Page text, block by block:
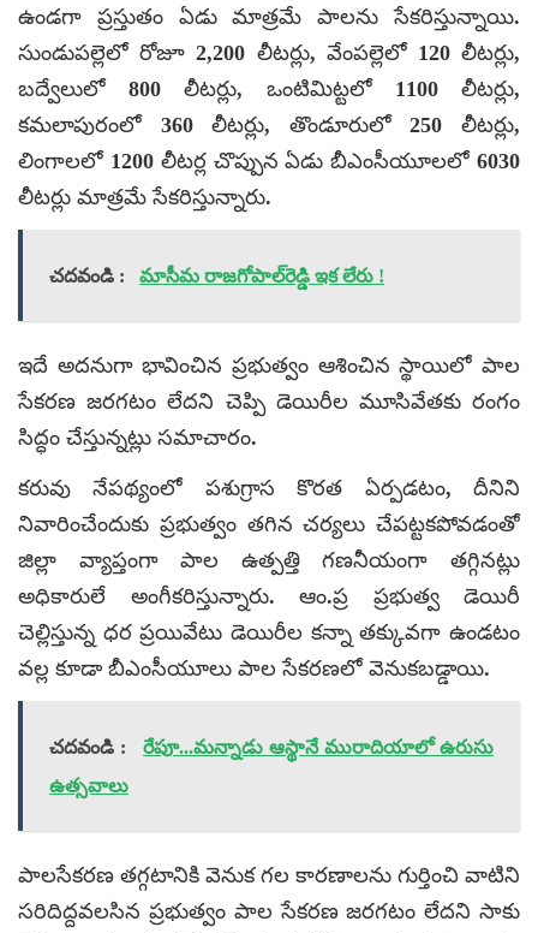
ఉండగా ప్రస్తుతం ఏడు మాత్రమే పాలను సేకరిస్తున్నాయి.
సుండుపల్లెలో రోజూ 2,200 లీటర్లు, వేంపల్లెలో 120 లీటర్లు,
బద్వేలులో 800 లీటర్లు, ఒంటిమిట్టలో 1100 లీటర్లు,
కమలాపురంలో 360 లీటర్లు, తొండూరులో 250 లీటర్లు,
లింగాలలో 1200 లీటర్ల చొప్పున ఏడు బీఎంసీయూలలో 6030
లీటర్లు మాత్రమే సేకరిస్తున్నారు.
చదవండి : మాసీమ రాజగోపాల్‌రెడ్డి ఇక లేరు !
ఇదే అదనుగా భావించిన ప్రభుత్వం ఆశించిన స్థాయిలో పాల
సేకరణ జరగటం లేదని చెప్పి డెయిరీల మూసివేతకు రంగం
సిద్ధం చేస్తున్నట్లు సమాచారం.
కరువు నేపథ్యంలో పశుగ్రాస కొరత ఏర్పడటం, దీనిని
నివారించేందుకు ప్రభుత్వం తగిన చర్యలు చేపట్టకపోవడంతో
జిల్లా వ్యాప్తంగా పాల ఉత్పత్తి గణనీయంగా తగ్గినట్లు
అధికారులే అంగీకరిస్తున్నారు. ఆం.ప్ర ప్రభుత్వ డెయిరీ
చెల్లిస్తున్న ధర ప్రయివేటు డెయిరీల కన్నా తక్కువగా ఉండటం
వల్ల కూడా బీఎంసీయూలు పాల సేకరణలో వెనుకబడ్డాయి.
చదవండి :
రేపూ...మన్నాడు ఆస్థానే మురాదియాలో ఉరుసు
ఉత్సవాలు
పాలసేకరణ తగ్గటానికి వెనుక గల కారణాలను గుర్తించి వాటిని
సరిదిద్దవలసిన ప్రభుత్వం పాల సేకరణ జరగటం లేదని సాకు